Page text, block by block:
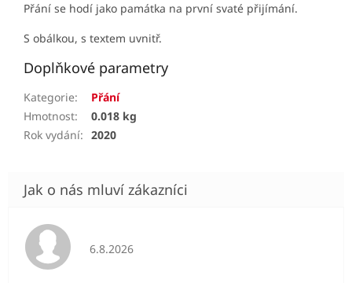
Přání se hodí jako památka na první svaté přijímání.
S obálkou, s textem uvnitř.
Doplňkové parametry
Kategorie:
Přání
Hmotnost:
0.018 kg
Rok vydání: 2020
Hodnocení obchodu je 5 z 5 hvězdiček.
6.8.2026